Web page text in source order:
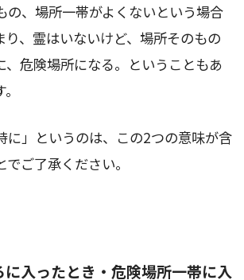
の、場所一帯がよくないという場合
り、霊はいないけど、場所そのもの
、危険場所になる。ということもあ
に」というのは、この2つの意味が含
ご了承ください。
入ったとき・危険場所一帯に入